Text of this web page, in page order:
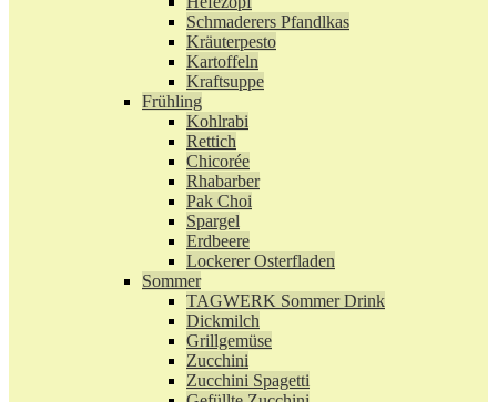
Schmaderers Pfandlkas
Kräuterpesto
Kartoffeln
Kraftsuppe
Frühling
Kohlrabi
Rettich
Chicorée
Rhabarber
Pak Choi
Spargel
Erdbeere
Lockerer Osterfladen
Sommer
TAGWERK Sommer Drink
Dickmilch
Grillgemüse
Zucchini
Zucchini Spagetti